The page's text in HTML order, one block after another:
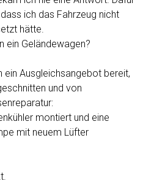
ich das Fahrzeug nicht
hätte.
ein Geländewagen?
ein Ausgleichsangebot bereit,
und von
montiert und eine
mit neuem Lüfter